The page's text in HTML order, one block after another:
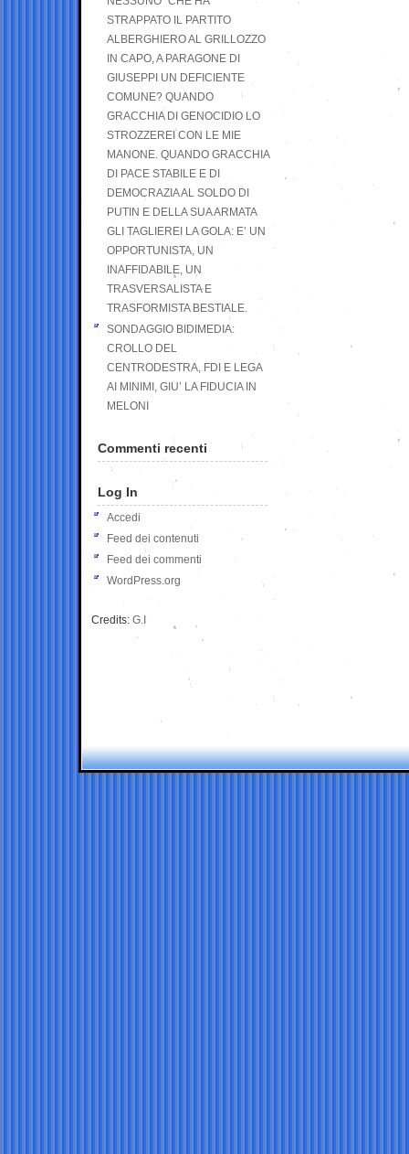
STRAPPATO IL PARTITO
ALBERGHIERO AL GRILLOZZO
IN CAPO, A PARAGONE DI
GIUSEPPI UN DEFICIENTE
COMUNE? QUANDO
GRACCHIA DI GENOCIDIO LO
STROZZEREI CON LE MIE
MANONE. QUANDO GRACCHIA
DI PACE STABILE E DI
DEMOCRAZIA AL SOLDO DI
PUTIN E DELLA SUA ARMATA
GLI TAGLIEREI LA GOLA: E’ UN
OPPORTUNISTA, UN
INAFFIDABILE, UN
TRASVERSALISTA E
TRASFORMISTA BESTIALE.
SONDAGGIO BIDIMEDIA:
CROLLO DEL
CENTRODESTRA, FDI E LEGA
AI MINIMI, GIU’ LA FIDUCIA IN
MELONI
Commenti recenti
Log In
Accedi
Feed dei contenuti
Feed dei commenti
WordPress.org
Credits: G.I